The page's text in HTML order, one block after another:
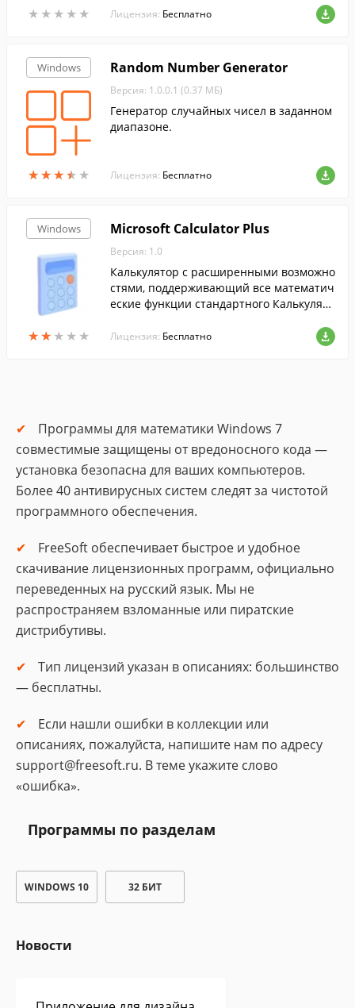
★ ★ ★ ★ ★
★ ★ ★ ★ ★
калькулятора.
Лицензия: Бесплатно
Windows
★★★★ ★
★★★★ ★
Random Number Generator
Версия: 1.0.0.1 (0.37 МБ)
Генератор случайных чисел в заданном
диапазоне.
Лицензия: Бесплатно
Windows
★★ ★ ★ ★
★★ ★ ★ ★
Microsoft Calculator Plus
Версия: 1.0
Калькулятор с расширенными возможно
стями, поддерживающий все математич
еские функции стандартного Калькулято
еспечивающий несколько новых типов
преобразования значений. Основная п
Лицензия: Бесплатно
Программы для математики Windows 7
совместимые защищены от вредоносного кода —
установка безопасна для ваших компьютеров.
Более 40 антивирусных систем следят за чистотой
программного обеспечения.
FreeSoft обеспечивает быстрое и удобное
скачивание лицензионных программ, официально
переведенных на русский язык. Мы не
распространяем взломанные или пиратские
дистрибутивы.
Тип лицензий указан в описаниях: большинство
— бесплатны.
Если нашли ошибки в коллекции или
описаниях, пожалуйста, напишите нам по адресу
support@freesoft.ru. В теме укажите слово
«ошибка».
Программы по разделам
WINDOWS 10 32 БИТ
Новости